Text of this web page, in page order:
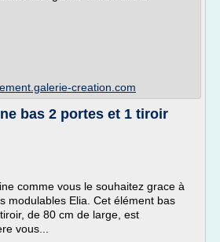
creation.com
bas 2 portes et 1 tiroir
comme vous le souhaitez grace à
modulables Elia. Cet élément bas
de 80 cm de large, est
vous...